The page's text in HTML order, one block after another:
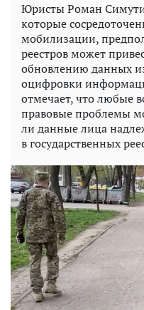
Юристы Роман
которые
мобилизации,
реестров может
обновлению данных
оцифровки
отмечает, что любые
правовые проблемы
ли данные лица
в государственных